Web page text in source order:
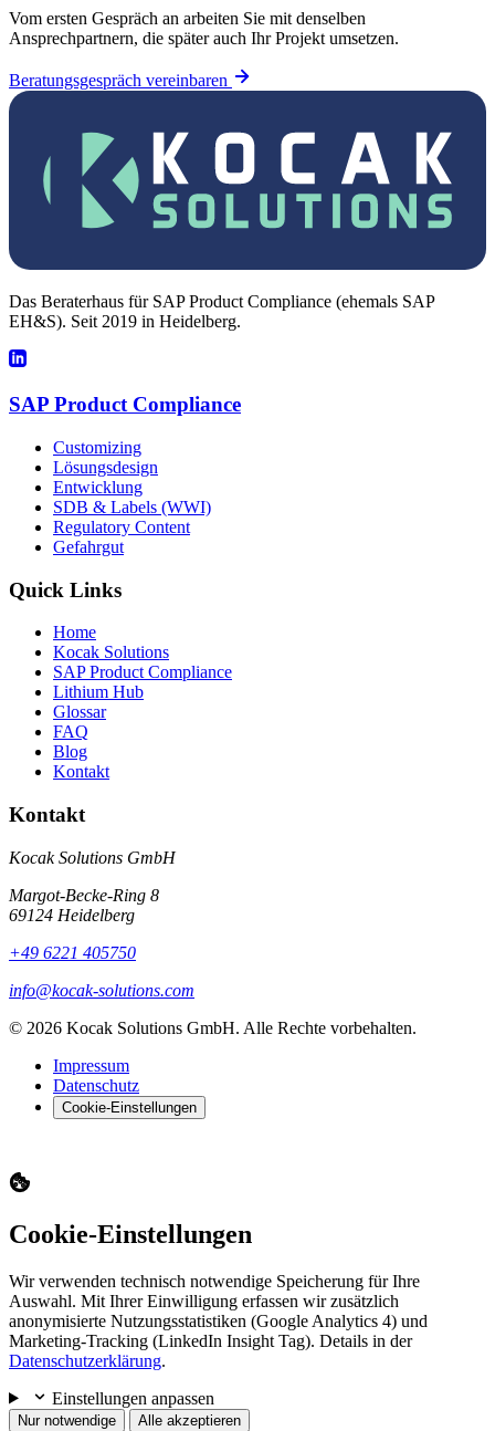
Vom ersten Gespräch an arbeiten Sie mit denselben
Ansprechpartnern, die später auch Ihr Projekt umsetzen.
Beratungsgespräch vereinbaren
Das Beraterhaus für SAP Product Compliance (ehemals SAP
EH&S). Seit 2019 in Heidelberg.
SAP Product Compliance
Customizing
Lösungsdesign
Entwicklung
SDB & Labels (WWI)
Regulatory Content
Gefahrgut
Quick Links
Home
Kocak Solutions
SAP Product Compliance
Lithium Hub
Glossar
FAQ
Blog
Kontakt
Kontakt
Kocak Solutions GmbH
Margot-Becke-Ring 8
69124 Heidelberg
+49 6221 405750
info@kocak-solutions.com
© 2026 Kocak Solutions GmbH. Alle Rechte vorbehalten.
Impressum
Datenschutz
Cookie-Einstellungen
Cookie-Einstellungen
Wir verwenden technisch notwendige Speicherung für Ihre
Auswahl. Mit Ihrer Einwilligung erfassen wir zusätzlich
anonymisierte Nutzungsstatistiken (Google Analytics 4) und
Marketing-Tracking (LinkedIn Insight Tag). Details in der
Datenschutzerklärung.
Einstellungen anpassen
Nur notwendige Alle akzeptieren